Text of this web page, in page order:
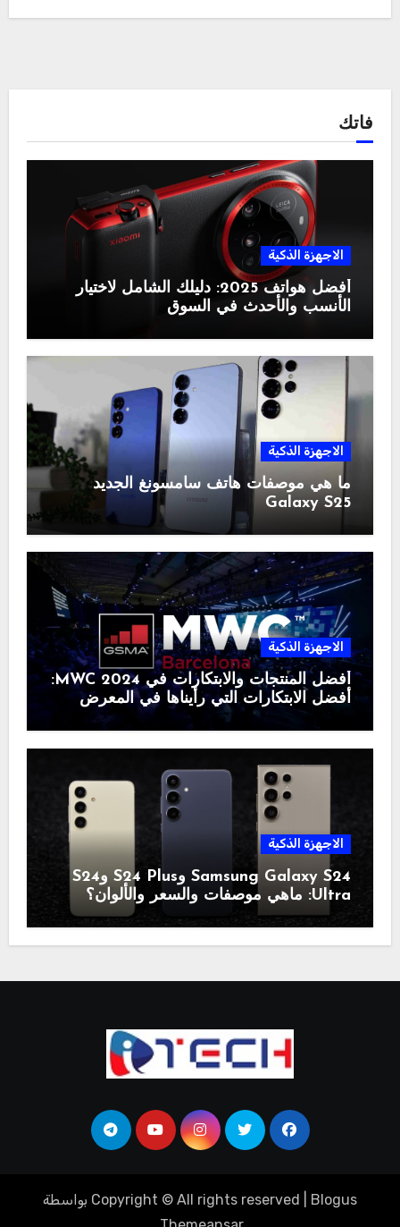
فاتك
الاجهزة الذكية
أفضل هواتف 2025: دليلك الشامل لاختيار
الأنسب والأحدث في السوق
الاجهزة الذكية
ما هي موصفات هاتف سامسونغ الجديد
Galaxy S25
الاجهزة الذكية
أفضل المنتجات والابتكارات في MWC 2024:
أفضل الابتكارات التي رأيناها في المعرض
الاجهزة الذكية
Samsung Galaxy S24 وS24 Plus وS24
Ultra: ماهي موصفات والسعر والألوان؟
Copyright © All rights reserved Blogus
بواسطة